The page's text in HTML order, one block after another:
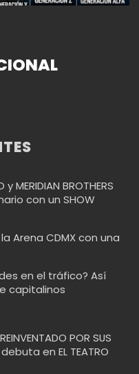
y MERIDIAN BROTHERS
con un SHOW
Arena CDMX con una
en el tráfico? Así
capitalinos
POR SUS
debuta en EL TEATRO